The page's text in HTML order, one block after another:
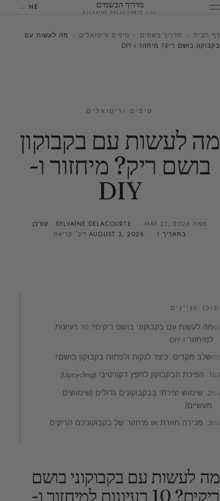
מדריך הבשמים
מאת SYLVAINE DELACOURTE
HE
דף הבית › מדריך בשמים › טיפים וריטואלים ›
מה לעשות עם
בקבוקון בושם ריק? מיחזור ו-DIY
טיפים וריטואלים
מה לעשות עם בקבוקון
בושם ריק? מיחזור ו-
DIY
מאת SYLVAINE DELACOURTE · MAY 21, 2026
· עודכן
בתאריך
AUGUST 3, 2026 · 1 דק׳ קריאה
תוכן עניינים
מה לעשות עם בקבוקוני בושם ריקים? 10 רעיונות
למיחזור ו-DIY
שלב מקדים: כיצד לנקות ולפתוח בקבוקון בושם?
1. הפיכת הבקבוקון לחפץ דקורטיבי (Upcycling)
2. שימוש יצירתי בבקבוקונים גדולים (שימושים
מעשיים)
3. מכירה חוזרת או מיחזור של בקבוקוניכם הריקים
מה לעשות עם בקבוקוני בושם
ריקים? 10 רעיונות למיחזור ו-